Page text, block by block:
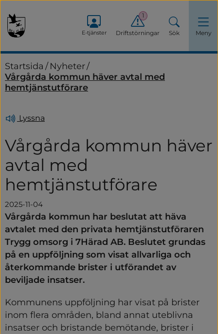
E-tjänster Driftstörningar
1
Sök Meny
Startsida / Nyheter/
Vårgårda kommun häver avtal med
hemtjänstutförare
Lyssna
Vårgårda kommun häver
avtal med
hemtjänstutförare
2025-11-04
Vårgårda kommun har beslutat att häva
avtalet med den privata hemtjänstutföraren
Trygg omsorg i 7Härad AB. Beslutet grundas
på en uppföljning som visat allvarliga och
återkommande brister i utförandet av
beviljade insatser.
Kommunens uppföljning har visat på brister
inom flera områden, bland annat uteblivna
insatser och bristande bemötande, brister i